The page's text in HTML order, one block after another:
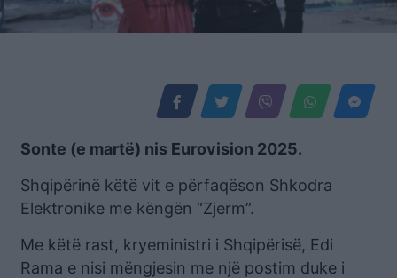
Sonte (e martë) nis Eurovision 2025.
Shqipërinë këtë vit e përfaqëson Shkodra
Elektronike me këngën “Zjerm”.
Me këtë rast, kryeministri i Shqipërisë, Edi
Rama e nisi mëngjesin me një postim duke i